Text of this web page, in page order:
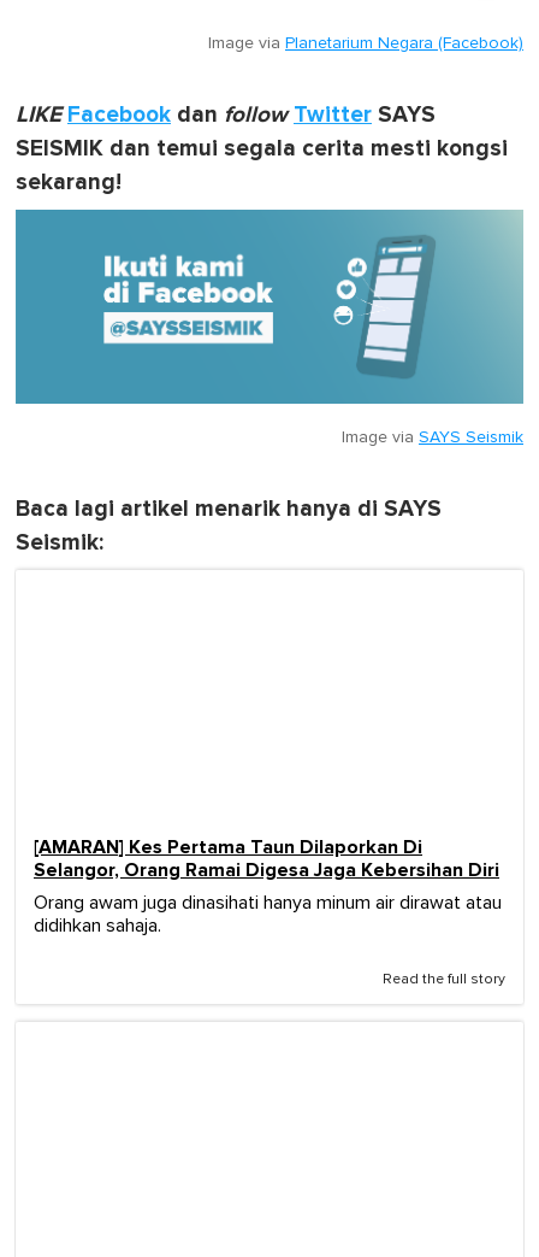
Image via Planetarium Negara (Facebook)
LIKE Facebook dan follow Twitter SAYS
SEISMIK dan temui segala cerita mesti kongsi
sekarang!
Image via SAYS Seismik
Baca lagi artikel menarik hanya di SAYS
Seismik:
[AMARAN] Kes Pertama Taun Dilaporkan Di
Selangor, Orang Ramai Digesa Jaga Kebersihan Diri
Orang awam juga dinasihati hanya minum air dirawat atau
didihkan sahaja.
Read the full story